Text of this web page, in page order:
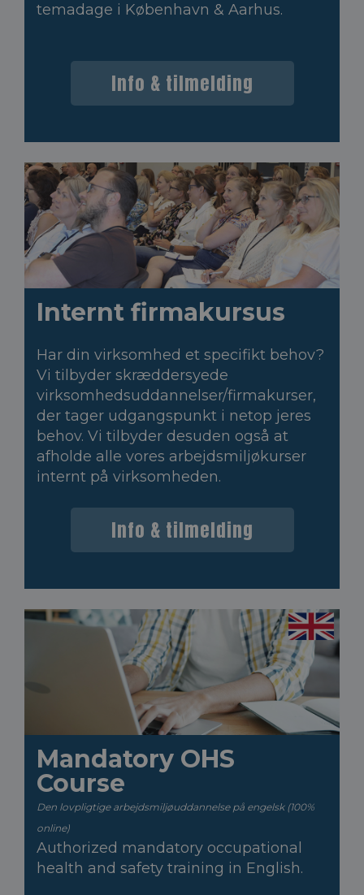
temadage i København & Aarhus.
Info & tilmelding
Internt firmakursus
Har din virksomhed et specifikt behov?
Vi tilbyder skræddersyede
virksomhedsuddannelser/firmakurser,
der tager udgangspunkt i netop jeres
behov. Vi tilbyder desuden også at
afholde alle vores arbejdsmiljøkurser
internt på virksomheden.
Info & tilmelding
Mandatory OHS
Course
Den lovpligtige arbejdsmiljøuddannelse på engelsk (100%
online)
Authorized mandatory occupational
health and safety training in English.